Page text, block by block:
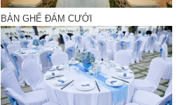
BÀN GHẾ ĐÁM CƯỚI